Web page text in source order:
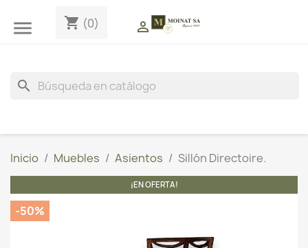
 shopping_cart (0) 
search
Inicio Muebles Asientos Sillón Directoire.
¡EN OFERTA!
-50%